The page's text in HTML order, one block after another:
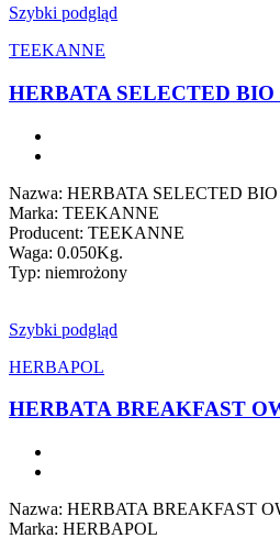
Szybki podgląd
TEEKANNE
HERBATA SELECTED
Nazwa: HERBATA SELECTED
Marka: TEEKANNE
Producent: TEEKANNE
Waga: 0.050Kg.
Typ: niemrożony
Szybki podgląd
HERBAPOL
HERBATA BREAKFAST
Nazwa: HERBATA BREAKFAST
Marka: HERBAPOL